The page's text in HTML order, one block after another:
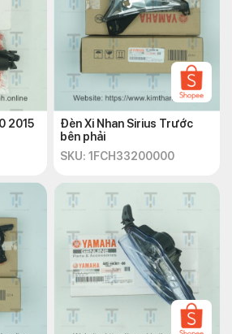
2015
Đèn Xi Nhan Sirius Trước
bên phải
SKU: 1FCH33200000